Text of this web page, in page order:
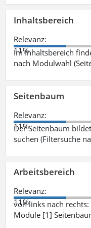
Inhaltsbereich
Relevanz:
11%
Im Inhaltsbereich
nach Modulwahl
Seitenbaum
Relevanz:
11%
Der Seitenbaum
suchen (Filtersuche
Arbeitsbereich
Relevanz:
11%
von links nach
Module [1]